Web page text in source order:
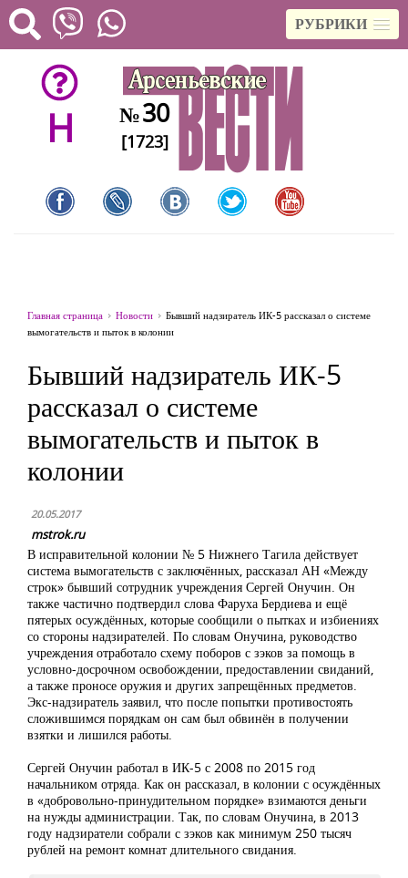
РУБРИКИ
H №30
[1723]
Главная страница Новости
Бывший надзиратель ИК-5 рассказал о системе
вымогательств и пыток в колонии
Бывший надзиратель ИК-5
рассказал о системе
вымогательств и пыток в
колонии
20.05.2017
mstrok.ru
В исправительной колонии № 5 Нижнего Тагила действует
система вымогательств с заключённых, рассказал АН «Между
строк» бывший сотрудник учреждения Сергей Онучин. Он
также частично подтвердил слова Фаруха Бердиева и ещё
пятерых осуждённых, которые сообщили о пытках и избиениях
со стороны надзирателей. По словам Онучина, руководство
учреждения отработало схему поборов с зэков за помощь в
условно-досрочном освобождении, предоставлении свиданий,
а также проносе оружия и других запрещённых предметов.
Экс-надзиратель заявил, что после попытки противостоять
сложившимся порядкам он сам был обвинён в получении
взятки и лишился работы.
Сергей Онучин работал в ИК-5 с 2008 по 2015 год
начальником отряда. Как он рассказал, в колонии с осуждённых
в «добровольно-принудительном порядке» взимаются деньги
на нужды администрации. Так, по словам Онучина, в 2013
году надзиратели собрали с зэков как минимум 250 тысяч
рублей на ремонт комнат длительного свидания.